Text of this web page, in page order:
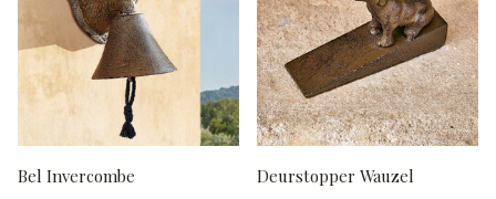
Bel Invercombe Deurstopper Wauzel